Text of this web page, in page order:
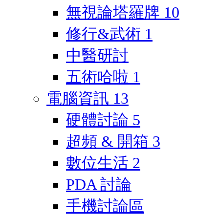
無視論塔羅牌 10
修行&武術 1
中醫研討
五術哈啦 1
電腦資訊 13
硬體討論 5
超頻 & 開箱 3
數位生活 2
PDA 討論
手機討論區